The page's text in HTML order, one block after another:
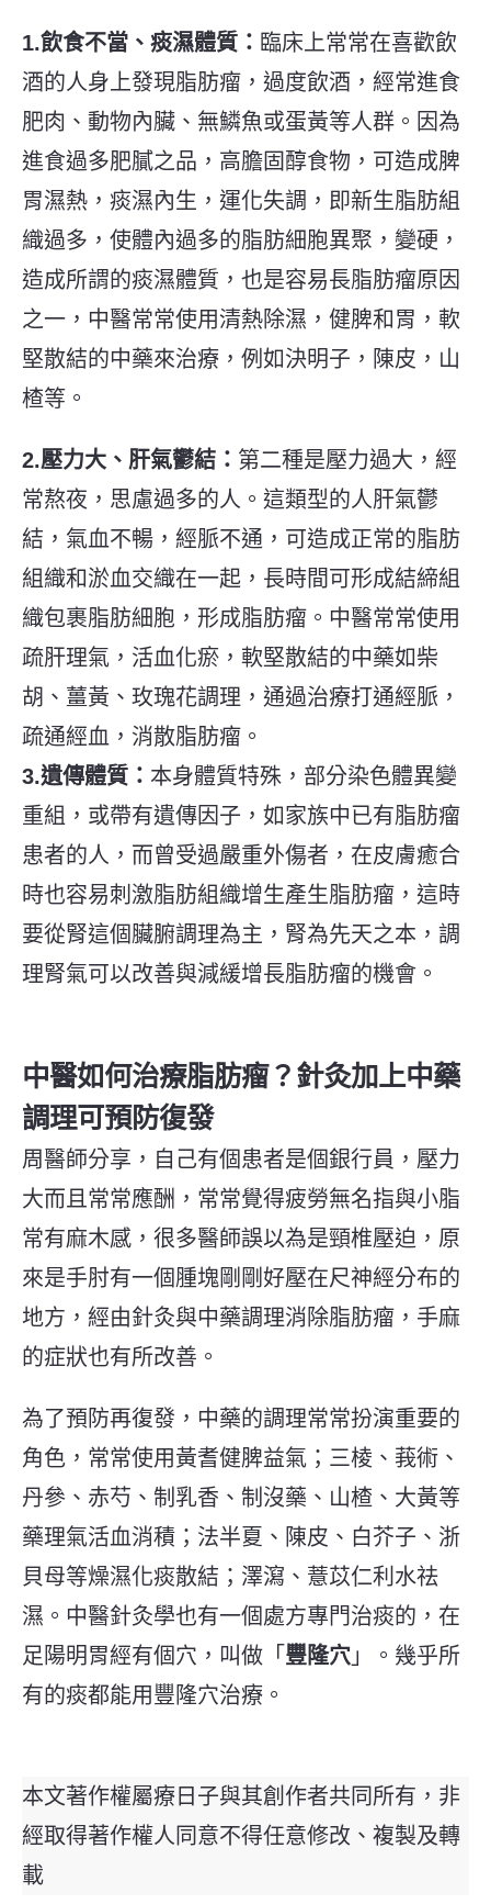
1.飲食不當、痰濕體質： 臨床上常常在喜歡飲
酒的人身上發現脂肪瘤，過度飲酒，經常進食
肥肉、動物內臟、無鱗魚或蛋黃等人群。因為
進食過多肥膩之品，高膽固醇食物，可造成脾
胃濕熱，痰濕內生，運化失調，即新生脂肪組
織過多，使體內過多的脂肪細胞異聚，變硬，
造成所謂的痰濕體質，也是容易長脂肪瘤原因
之一，中醫常常使用清熱除濕，健脾和胃，軟
堅散結的中藥來治療，例如決明子，陳皮，山
楂等。
2.壓力大、肝氣鬱結： 第二種是壓力過大，經
常熬夜，思慮過多的人。這類型的人肝氣鬱
結，氣血不暢，經脈不通，可造成正常的脂肪
組織和淤血交織在一起，長時間可形成結締組
織包裹脂肪細胞，形成脂肪瘤。中醫常常使用
疏肝理氣，活血化瘀，軟堅散結的中藥如柴
胡、薑黃、玫瑰花調理，通過治療打通經脈，
疏通經血，消散脂肪瘤。
3.遺傳體質： 本身體質特殊，部分染色體異變
重組，或帶有遺傳因子，如家族中已有脂肪瘤
患者的人，而曾受過嚴重外傷者，在皮膚癒合
時也容易刺激脂肪組織增生產生脂肪瘤，這時
要從腎這個臟腑調理為主，腎為先天之本，調
理腎氣可以改善與減緩增長脂肪瘤的機會。
中醫如何治療脂肪瘤？針灸加上中藥
調理可預防復發
周醫師分享 ， 自己有個患者是個銀行員，壓力
大而且常常應酬，常常覺得疲勞無名指與小脂
常有麻木感，很多醫師誤以為是頸椎壓迫， 原
來是手肘有一個腫塊剛剛好壓在尺神經分布的
地方， 經由針灸與中藥調理消除脂肪瘤，手麻
的症狀也有所改善。
為了預防再復發，中藥的調理常常扮演重要的
角色，常常使用黃耆健脾益氣；三棱、莪術、
丹參、赤芍、制乳香、制沒藥、山楂、大黃等
藥理氣活血消積；法半夏、陳皮、白芥子、浙
貝母等燥濕化痰散結；澤瀉、薏苡仁利水祛
濕。中醫針灸學也有一個處方專門治痰的，在
足陽明胃經有個穴，叫做「 豐隆穴 」。幾乎所
有的痰都能用豐隆穴治療。
本文著作權屬療日子與其創作者共同所有，非
經取得著作權人同意不得任意修改、複製及轉
載